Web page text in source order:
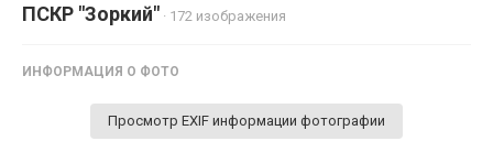
ПСКР "Зоркий" · 172 изображения
ИНФОРМАЦИЯ О ФОТО
Просмотр EXIF информации фотографии